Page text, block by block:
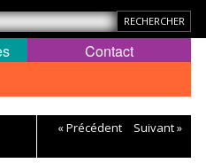
Contact
« Précédent Suivant »